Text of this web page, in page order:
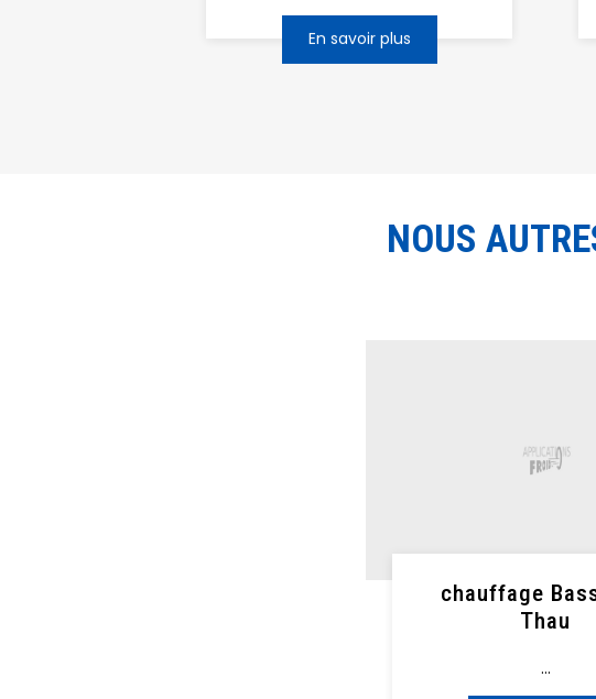
En savoir plus
NOUS
chauffage
Thau
...